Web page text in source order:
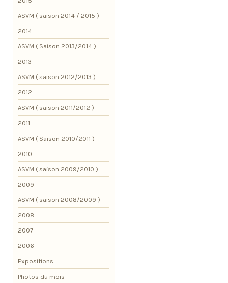
ASVM ( saison 2014 / 2015 )
2014
ASVM ( Saison 2013/2014 )
2013
ASVM ( saison 2012/2013 )
2012
ASVM ( saison 2011/2012 )
2011
ASVM ( Saison 2010/2011 )
2010
ASVM ( saison 2009/2010 )
2009
ASVM ( saison 2008/2009 )
2008
2007
2006
Expositions
Photos du mois